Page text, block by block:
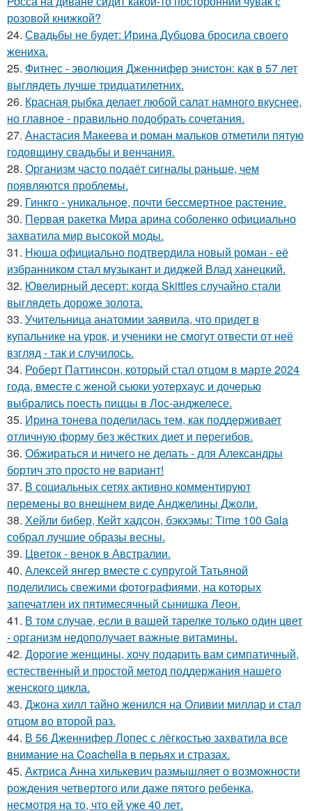
розовой книжкой?
24. Свадьбы не будет: Ирина Дубцова бросила своего
жениха.
25. Фитнес - эволюция Дженнифер энистон: как в 57 лет
выглядеть лучше тридцатилетних.
26. Красная рыбка делает любой салат намного вкуснее,
но главное - правильно подобрать сочетания.
27. Анастасия Макеева и роман мальков отметили пятую
годовщину свадьбы и венчания.
28. Организм часто подаёт сигналы раньше, чем
появляются проблемы.
29. Гинкго - уникальное, почти бессмертное растение.
30. Первая ракетка Мира арина соболенко официально
захватила мир высокой моды.
31. Нюша официально подтвердила новый роман - её
избранником стал музыкант и диджей Влад ханецкий.
32. Ювелирный десерт: когда Skittles случайно стали
выглядеть дороже золота.
33. Учительница анатомии заявила, что придет в
купальнике на урок, и ученики не смогут отвести от неё
взгляд - так и случилось.
34. Роберт Паттинсон, который стал отцом в марте 2024
года, вместе с женой сьюки уотерхаус и дочерью
выбрались поесть пиццы в Лос-анджелесе.
35. Ирина тонева поделилась тем, как поддерживает
отличную форму без жёстких диет и перегибов.
36. Обжираться и ничего не делать - для Александры
бортич это просто не вариант!
37. В социальных сетях активно комментируют
перемены во внешнем виде Анджелины Джоли.
38. Хейли бибер, Кейт хадсон, бэкхэмы: Time 100 Gala
собрал лучшие образы весны.
39. Цветок - венок в Австралии.
40. Алексей янгер вместе с супругой Татьяной
поделились свежими фотографиями, на которых
запечатлен их пятимесячный сынишка Леон.
41. В том случае, если в вашей тарелке только один цвет
- организм недополучает важные витамины.
42. Дорогие женщины, хочу подарить вам симпатичный,
естественный и простой метод поддержания нашего
женского цикла.
43. Джона хилл тайно женился на Оливии миллар и стал
отцом во второй раз.
44. В 56 Дженнифер Лопес с лёгкостью захватила все
внимание на Coachella в перьях и стразах.
45. Актриса Анна хилькевич размышляет о возможности
рождения четвертого или даже пятого ребенка,
несмотря на то, что ей уже 40 лет.